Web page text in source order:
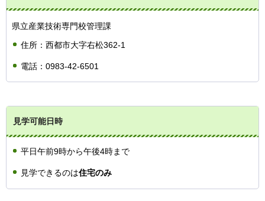
県立産業技術専門校管理課
住所：西都市大字右松362-1
電話：0983-42-6501
見学可能日時
平日午前9時から午後4時まで
見学できるのは住宅のみ